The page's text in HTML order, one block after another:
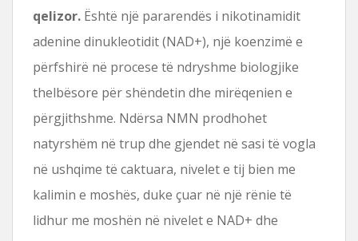
qelizor. Është një pararendës i nikotinamidit
adenine dinukleotidit (NAD+), një koenzimë e
përfshirë në procese të ndryshme biologjike
thelbësore për shëndetin dhe mirëqenien e
përgjithshme. Ndërsa NMN prodhohet
natyrshëm në trup dhe gjendet në sasi të vogla
në ushqime të caktuara, nivelet e tij bien me
kalimin e moshës, duke çuar në një rënie të
lidhur me moshën në nivelet e NAD+ dhe